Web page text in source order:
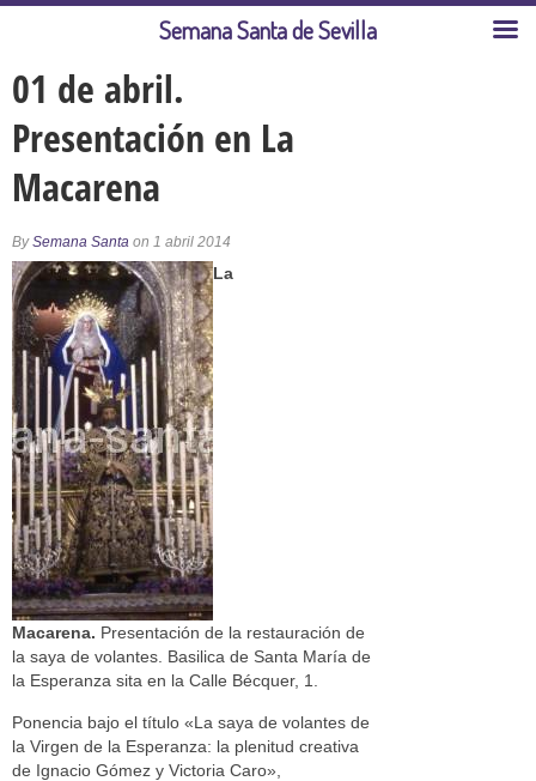
01 de abril.
Presentación en La
Macarena
BySemana Santa on 1 abril 2014
La
Macarena. Presentación de la restauración de
la saya de volantes. Basilica de Santa María de
la Esperanza sita en la Calle Bécquer, 1.
Ponencia bajo el título «La saya de volantes de
la Virgen de la Esperanza: la plenitud creativa
de Ignacio Gómez y Victoria Caro»,
Semana Santa de Sevilla